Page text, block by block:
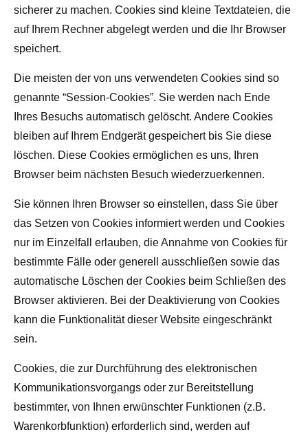
sicherer zu machen. Cookies sind kleine Textdateien, die
auf Ihrem Rechner abgelegt werden und die Ihr Browser
speichert.
Die meisten der von uns verwendeten Cookies sind so
genannte “Session-Cookies”. Sie werden nach Ende
Ihres Besuchs automatisch gelöscht. Andere Cookies
bleiben auf Ihrem Endgerät gespeichert bis Sie diese
löschen. Diese Cookies ermöglichen es uns, Ihren
Browser beim nächsten Besuch wiederzuerkennen.
Sie können Ihren Browser so einstellen, dass Sie über
das Setzen von Cookies informiert werden und Cookies
nur im Einzelfall erlauben, die Annahme von Cookies für
bestimmte Fälle oder generell ausschließen sowie das
automatische Löschen der Cookies beim Schließen des
Browser aktivieren. Bei der Deaktivierung von Cookies
kann die Funktionalität dieser Website eingeschränkt
sein.
Cookies, die zur Durchführung des elektronischen
Kommunikationsvorgangs oder zur Bereitstellung
bestimmter, von Ihnen erwünschter Funktionen (z.B.
Warenkorbfunktion) erforderlich sind, werden auf